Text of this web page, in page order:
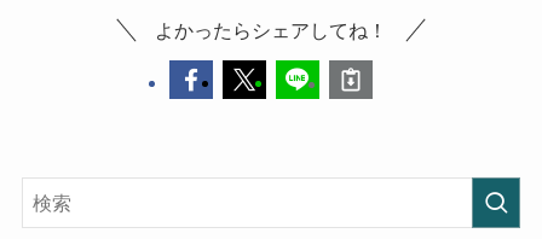
よかったらシェアしてね！